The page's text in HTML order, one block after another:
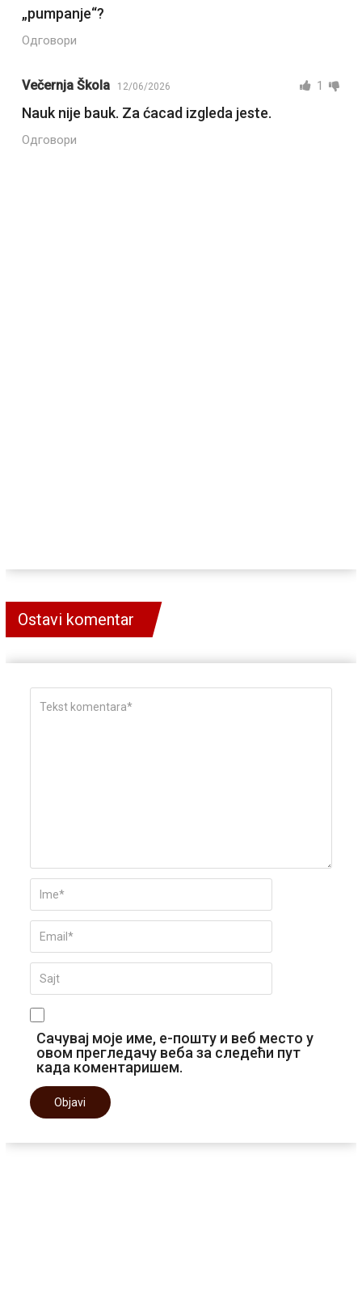
„pumpanje“?
Одговори
Večernja Škola 12/06/2026 1
Nauk nije bauk. Za ćacad izgleda jeste.
Одговори
Ostavi komentar
Сачувај моје име, е-пошту и веб место у
овом прегледачу веба за следећи пут
када коментаришем.